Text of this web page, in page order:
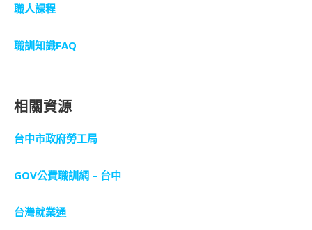
職人課程
職訓知識FAQ
相關資源
台中市政府勞工局
GOV公費職訓網 – 台中
台灣就業通